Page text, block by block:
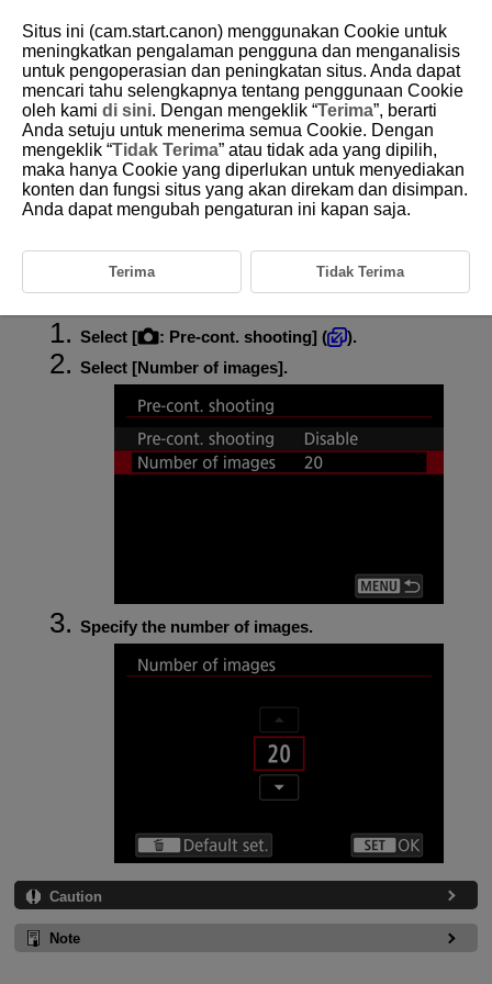
D310-065
Pre-Continuous Shooting
With this feature, automatic shooting in continuous shooting drive mode
is already in progress before you press the shutter button completely,
after you have pressed it halfway for a moment. To prepare for pre-
Select [ : Pre-cont. shooting] (
).
Select [Number of images].
Specify the number of images.
Caution
Note
Situs ini (cam.start.canon) menggunakan Cookie untuk
meningkatkan pengalaman pengguna dan menganalisis
untuk pengoperasian dan peningkatan situs. Anda dapat
mencari tahu selengkapnya tentang penggunaan Cookie
oleh kami di sini. Dengan mengeklik “Terima”, berarti
Anda setuju untuk menerima semua Cookie. Dengan
mengeklik “Tidak Terima” atau tidak ada yang dipilih,
maka hanya Cookie yang diperlukan untuk menyediakan
konten dan fungsi situs yang akan direkam dan disimpan.
Anda dapat mengubah pengaturan ini kapan saja.
Terima Tidak Terima